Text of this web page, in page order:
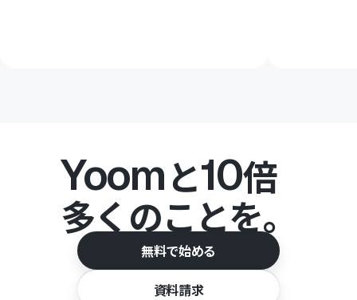
Yoomと10倍
多くのことを。
無料で始める
資料請求